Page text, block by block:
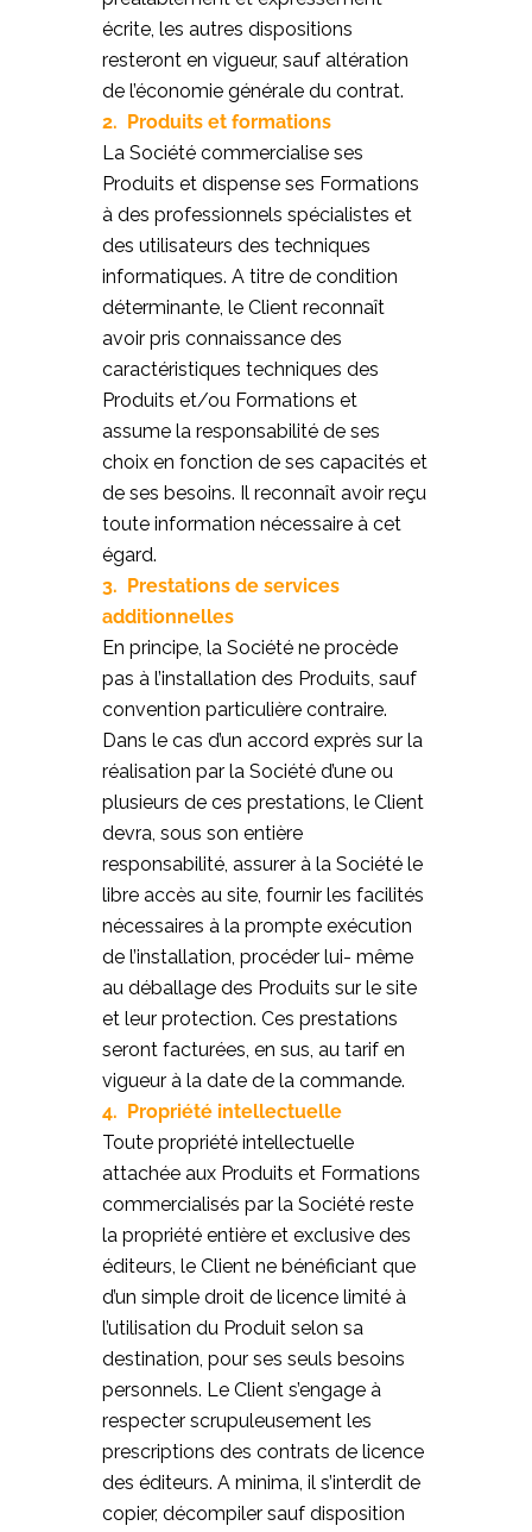
écrite, les autres dispositions
resteront en vigueur, sauf altération
de l’économie générale du contrat.
2. Produits et formations
La Société commercialise ses
Produits et dispense ses Formations
à des professionnels spécialistes et
des utilisateurs des techniques
informatiques. A titre de condition
déterminante, le Client reconnaît
avoir pris connaissance des
caractéristiques techniques des
Produits et/ou Formations et
assume la responsabilité de ses
choix en fonction de ses capacités et
de ses besoins. Il reconnaît avoir reçu
toute information nécessaire à cet
égard.
3. Prestations de services
additionnelles
En principe, la Société ne procède
pas à l’installation des Produits, sauf
convention particulière contraire.
Dans le cas d’un accord exprès sur la
réalisation par la Société d’une ou
plusieurs de ces prestations, le Client
devra, sous son entière
responsabilité, assurer à la Société le
libre accès au site, fournir les facilités
nécessaires à la prompte exécution
de l’installation, procéder lui- même
au déballage des Produits sur le site
et leur protection. Ces prestations
seront facturées, en sus, au tarif en
vigueur à la date de la commande.
4. Propriété intellectuelle
Toute propriété intellectuelle
attachée aux Produits et Formations
commercialisés par la Société reste
la propriété entière et exclusive des
éditeurs, le Client ne bénéficiant que
d’un simple droit de licence limité à
l’utilisation du Produit selon sa
destination, pour ses seuls besoins
personnels. Le Client s’engage à
respecter scrupuleusement les
prescriptions des contrats de licence
des éditeurs. A minima, il s’interdit de
copier, décompiler sauf disposition